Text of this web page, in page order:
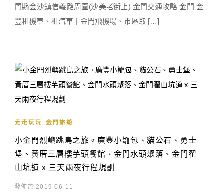
門縣金沙鎮信義路周圍(沙美老街上) 金門交通攻略 金門 金
豐租機車、租汽車｜金門飛機場、市區取 […]
走走玩玩 金門旅遊
小金門烈嶼跳島之旅。廣豐小籠包、貓公石、勇士
堡、黃厝三層樓芋頭餐館、金門水頭聚落、金門翟
山坑道 x 三天兩夜行程規劃
發佈於 2019-06-11